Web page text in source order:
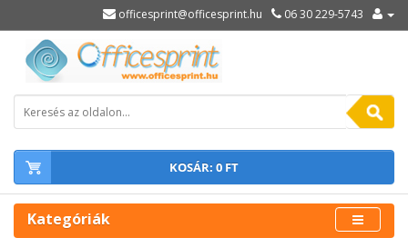
officesprint@officesprint.hu 06 30 229-5743
KOSÁR: 0 FT
Kategóriák